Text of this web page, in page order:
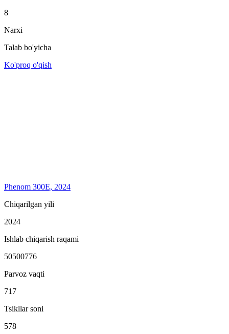
8
Narxi
Talab bo'yicha
Ko'proq o'qish
Phenom 300E, 2024
Chiqarilgan yili
2024
Ishlab chiqarish raqami
50500776
Parvoz vaqti
717
Tsikllar soni
578